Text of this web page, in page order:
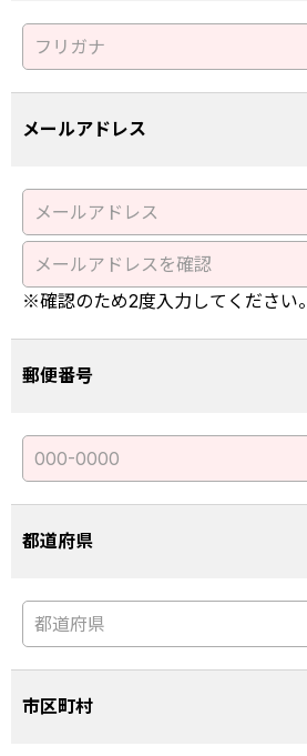
メールアドレス
※確認のため2度入力してください。
郵便番号
都道府県
市区町村